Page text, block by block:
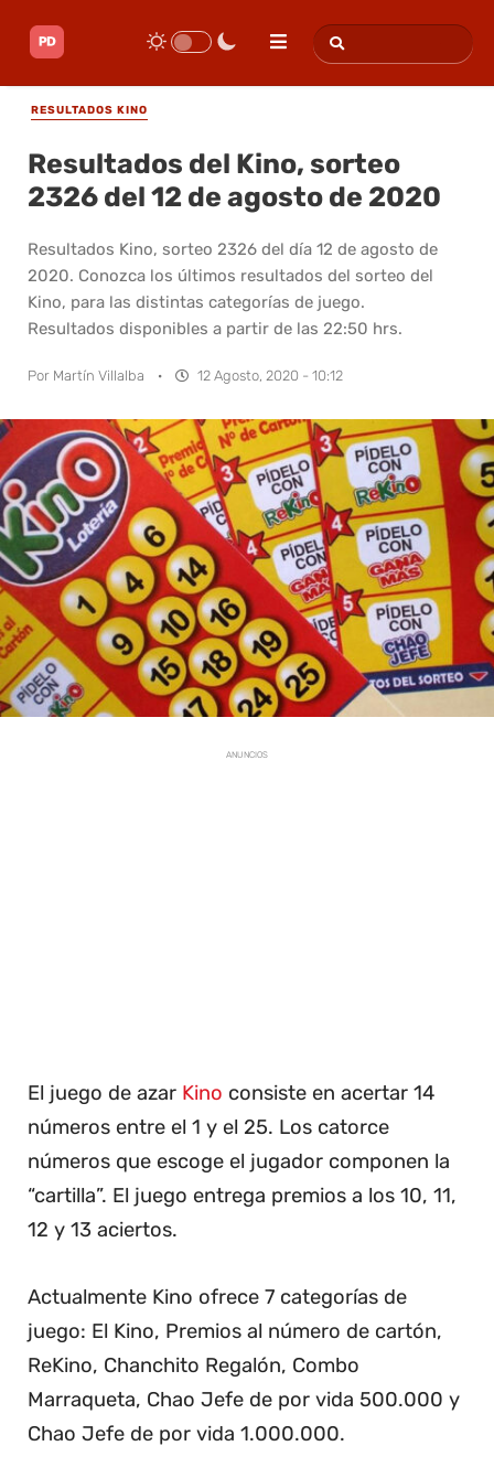
RESULTADOS KINO
Resultados del Kino, sorteo
2326 del 12 de agosto de 2020
Resultados Kino, sorteo 2326 del día 12 de agosto de
2020. Conozca los últimos resultados del sorteo del
Kino, para las distintas categorías de juego.
Resultados disponibles a partir de las 22:50 hrs.
Por Martín Villalba · 12 Agosto, 2020 - 10:12
ANUNCIOS
El juego de azar Kino consiste en acertar 14
números entre el 1 y el 25. Los catorce
números que escoge el jugador componen la
“cartilla”. El juego entrega premios a los 10, 11,
12 y 13 aciertos.
Actualmente Kino ofrece 7 categorías de
juego: El Kino, Premios al número de cartón,
ReKino, Chanchito Regalón, Combo
Marraqueta, Chao Jefe de por vida 500.000 y
Chao Jefe de por vida 1.000.000.